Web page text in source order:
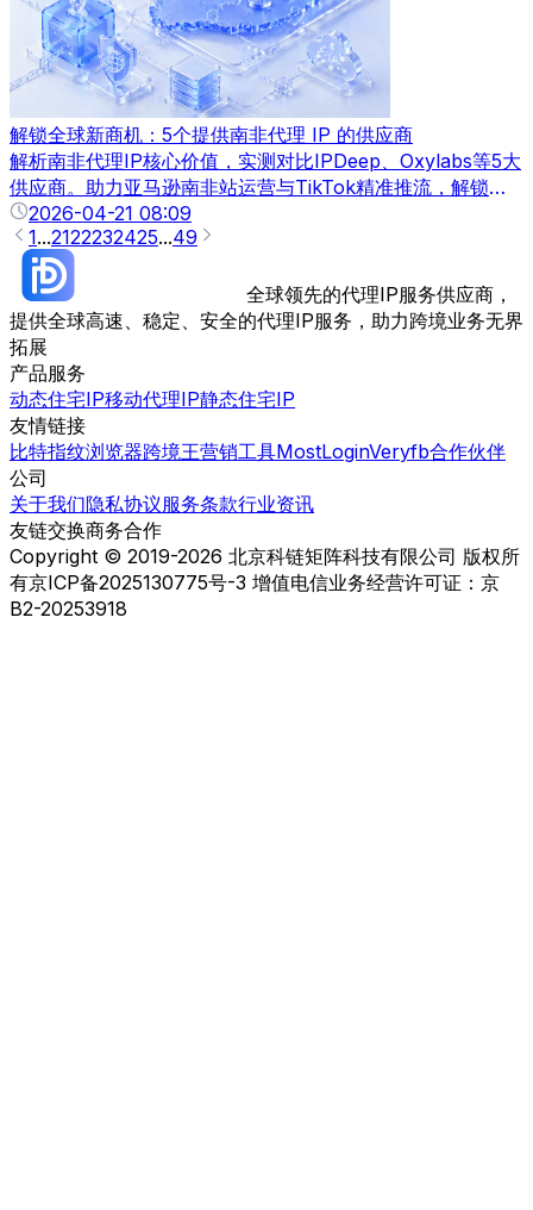
解锁全球新商机：5个提供南非代理 IP 的供应商
解析南非代理IP核心价值，实测对比IPDeep、Oxylabs等5大
供应商。助力亚马逊南非站运营与TikTok精准推流，解锁非
洲蓝海商机。
2026-04-21 08:09
1...2122232425...49
全球领先的代理IP服务供应商，
提供全球高速、稳定、安全的代理IP服务，助力跨境业务无界
拓展
产品服务
动态住宅IP移动代理IP静态住宅IP
友情链接
比特指纹浏览器跨境王营销工具MostLoginVeryfb合作伙伴
公司
关于我们隐私协议服务条款行业资讯
友链交换商务合作
Copyright © 2019-2026 北京科链矩阵科技有限公司 版权所
有京ICP备2025130775号-3 增值电信业务经营许可证：京
B2-20253918